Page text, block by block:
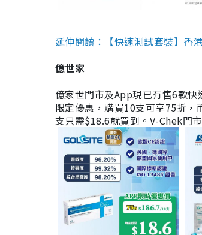
延伸閱讀：【快速測試套裝】香
億世家
億家世門市及App現已有售6款
限定優惠，購買10支可享75折
支只需$18.6就買到。V-Chek門